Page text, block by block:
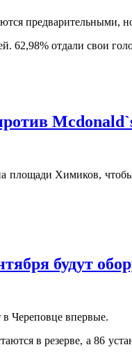
предварительными,
62,98% отдали свои
Химиков,
будут
Череповце впервые.
в резерве, а 86